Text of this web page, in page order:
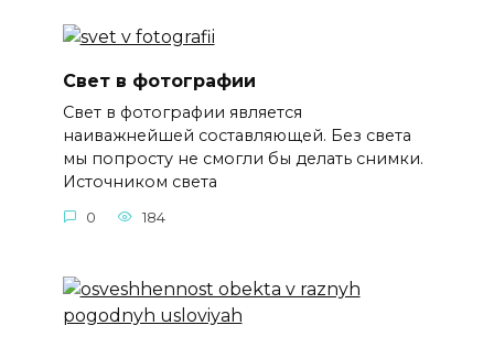
Свет в фотографии
Свет в фотографии является
наиважнейшей составляющей. Без света
мы попросту не смогли бы делать снимки.
Источником света
0 184